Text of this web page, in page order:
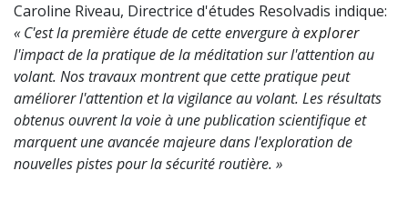
Caroline Riveau, Directrice d'études Resolvadis indique:
« C'est la première étude de cette envergure àexplorer
l'impact de la pratique de la méditation sur l'attention au
volant. Nos travaux montrent que cette pratique peut
améliorer l'attention et la vigilance au volant. Les résultats
obtenus ouvrent la voie à une publication scientifique et
marquent une avancée majeure dans l'exploration de
nouvelles pistes pour la sécurité routière. »